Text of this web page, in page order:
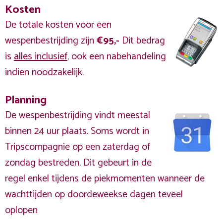
Kosten
De totale kosten voor een
wespenbestrijding zijn€95,- Dit bedrag
isalles inclusief, ook een nabehandeling
indien noodzakelijk.
Planning
De wespenbestrijding vindt meestal
binnen 24 uur plaats. Soms wordt in
Tripscompagnie op een zaterdag of
zondag bestreden. Dit gebeurt in de
regel enkel tijdens de piekmomenten wanneer de
wachttijden op doordeweekse dagen teveel
oplopen